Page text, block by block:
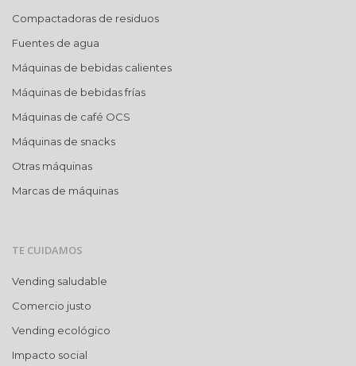
Compactadoras de residuos
Fuentes de agua
Máquinas de bebidas calientes
Máquinas de bebidas frías
Máquinas de café OCS
Máquinas de snacks
Otras máquinas
Marcas de máquinas
TE CUIDAMOS
Vending saludable
Comercio justo
Vending ecológico
Impacto social